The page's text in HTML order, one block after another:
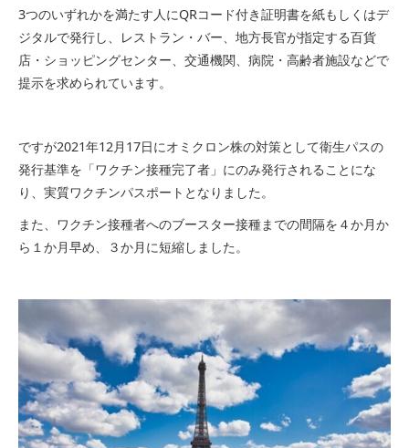
3つのいずれかを満たす人にQRコード付き証明書を紙もしくはデ
ジタルで発行し、レストラン・バー、地方長官が指定する百貨
店・ショッピングセンター、交通機関、病院・高齢者施設などで
提示を求められています。
ですが2021年12月17日にオミクロン株の対策として衛生パスの
発行基準を「ワクチン接種完了者」にのみ発行されることにな
り、実質ワクチンパスポートとなりました。
また、ワクチン接種者へのブースター接種までの間隔を４か月か
ら１か月早め、３か月に短縮しました。